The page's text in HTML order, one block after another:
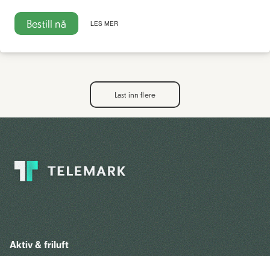
Bestill nå LES MER
Last inn flere
Aktiv & friluft